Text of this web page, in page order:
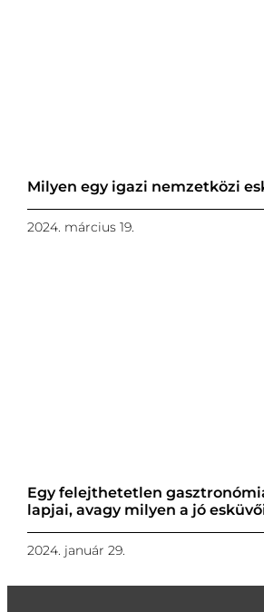
Milyen egy igazi nemzetközi
2024. március 19.
Egy felejthetetlen
lapjai, avagy milyen a jó
2024. január 29.